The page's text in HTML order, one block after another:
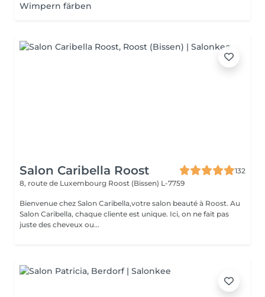
Wimpern färben
Salon Caribella Roost
132
8, route de Luxembourg Roost (Bissen) L-7759
Bienvenue chez Salon Caribella,votre salon beauté à Roost. Au
Salon Caribella, chaque cliente est unique. Ici, on ne fait pas
juste des cheveux ou...